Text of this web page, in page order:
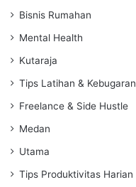
Bisnis Rumahan
Mental Health
Kutaraja
Tips Latihan & Kebugaran
Freelance & Side Hustle
Medan
Utama
Tips Produktivitas Harian